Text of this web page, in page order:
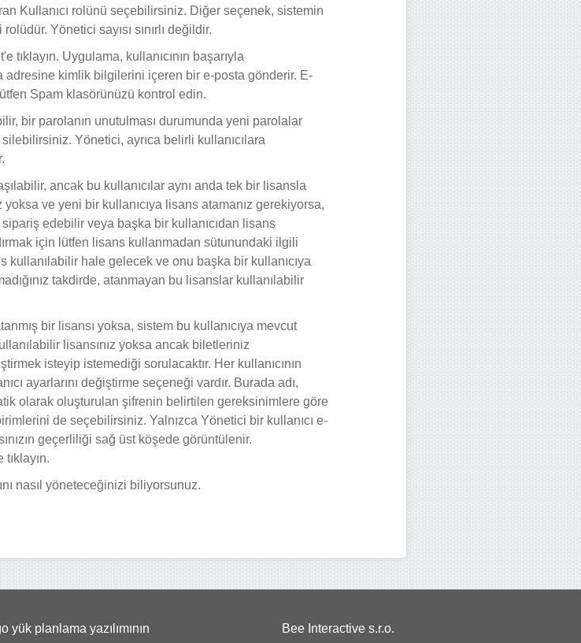
Kullanıcı rolünü seçebilirsiniz. Diğer seçenek, sistemin
Yönetici sayısı sınırlı değildir.
tıklayın. Uygulama, kullanıcının başarıyla
kimlik bilgilerini içeren bir e-posta gönderir. E-
Spam klasörünüzü kontrol edin.
bir parolanın unutulması durumunda yeni parolalar
Yönetici, ayrıca belirli kullanıcılara
ancak bu kullanıcılar aynı anda tek bir lisansla
ve yeni bir kullanıcıya lisans atamanız gerekiyorsa,
edebilir veya başka bir kullanıcıdan lisans
için lütfen lisans kullanmadan sütunundaki ilgili
kullanılabilir hale gelecek ve onu başka bir kullanıcıya
takdirde, atanmayan bu lisanslar kullanılabilir
bir lisansı yoksa, sistem bu kullanıcıya mevcut
lisansınız yoksa ancak biletleriniz
isteyip istemediği sorulacaktır. Her kullanıcının
ayarlarını değiştirme seçeneği vardır. Burada adı,
olarak oluşturulan şifrenin belirtilen gereksinimlere göre
de seçebilirsiniz. Yalnızca Yönetici bir kullanıcı e-
geçerliliği sağ üst köşede görüntülenir.
nasıl yöneteceğinizi biliyorsunuz.
yük planlama yazılımının
Bee Interactive s.r.o.